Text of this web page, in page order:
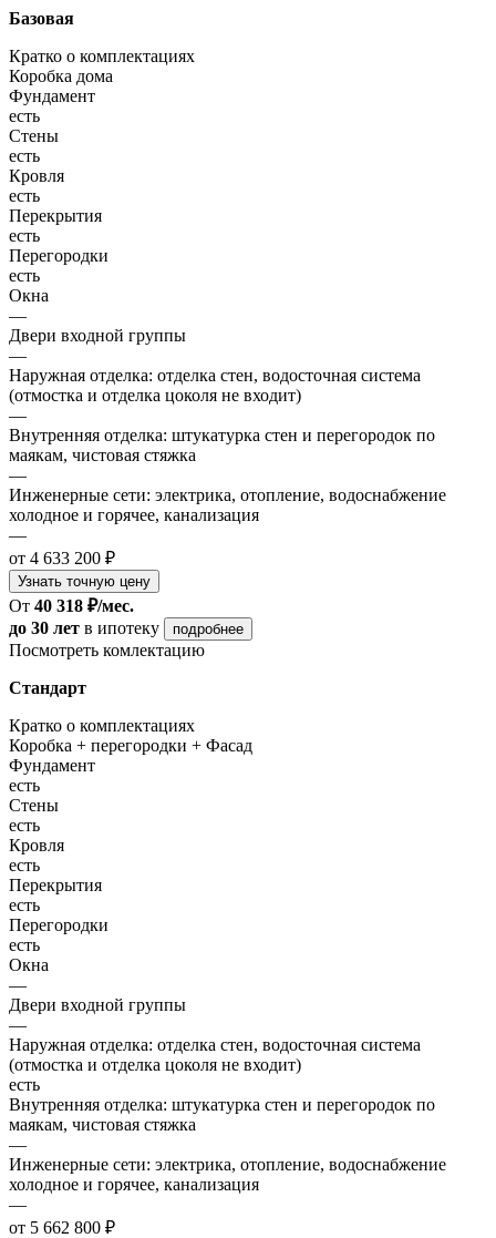
Базовая
Кратко о комплектациях
Коробка дома
Фундамент
есть
Стены
есть
Кровля
есть
Перекрытия
есть
Перегородки
есть
Окна
—
Двери входной группы
—
Наружная отделка: отделка стен, водосточная система
(отмостка и отделка цоколя не входит)
—
Внутренняя отделка: штукатурка стен и перегородок по
маякам, чистовая стяжка
—
Инженерные сети: электрика, отопление, водоснабжение
холодное и горячее, канализация
—
от 4 633 200 ₽
Узнать точную цену
От 40 318 ₽/мес.
до 30 лет в ипотеку подробнее
Посмотреть комлектацию
Стандарт
Кратко о комплектациях
Коробка + перегородки + Фасад
Фундамент
есть
Стены
есть
Кровля
есть
Перекрытия
есть
Перегородки
есть
Окна
—
Двери входной группы
—
Наружная отделка: отделка стен, водосточная система
(отмостка и отделка цоколя не входит)
есть
Внутренняя отделка: штукатурка стен и перегородок по
маякам, чистовая стяжка
—
Инженерные сети: электрика, отопление, водоснабжение
холодное и горячее, канализация
—
от 5 662 800 ₽